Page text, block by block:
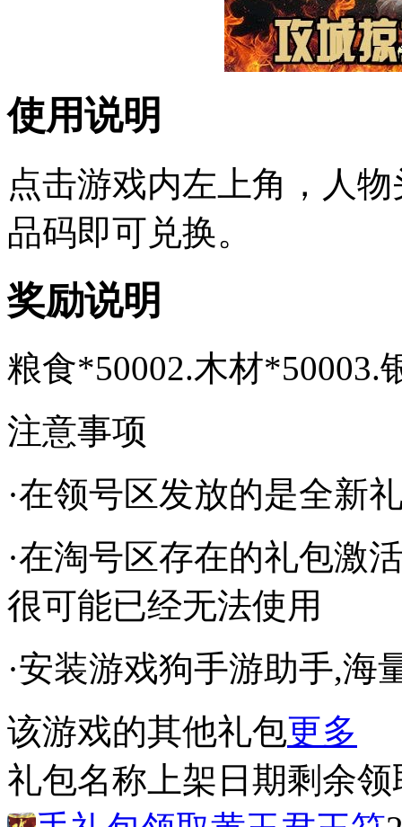
使用说明
点击游戏内左上角，人
品码即可兑换。
奖励说明
粮食*50002.木材*50003.
注意事项
·在领号区发放的是全新
·在淘号区存在的礼包激
很可能已经无法使用
·安装游戏狗手游助手,海
该游戏的其他礼包更多
礼包名称 上架日期剩余领